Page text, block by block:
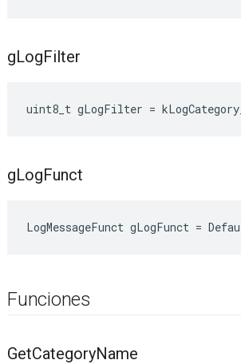
gLogFilter
uint8_t gLogFilter =
gLogFunct
LogMessageFunct gLogFunct =
Funciones
GetCategoryName